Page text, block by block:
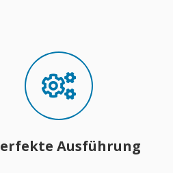
Ausführung